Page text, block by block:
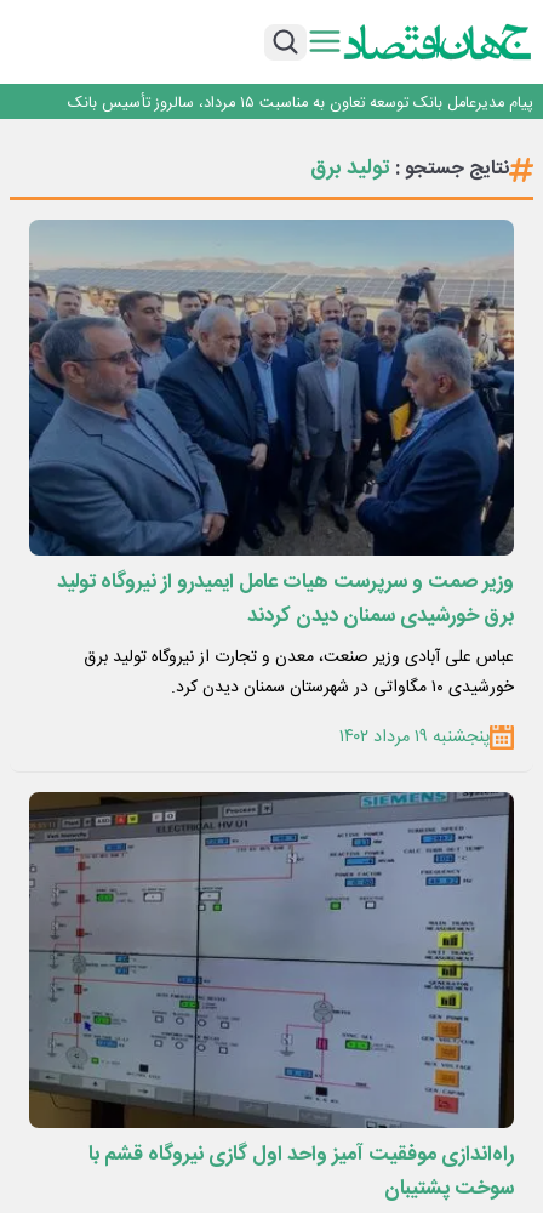
مشتریان
بانک مهر ایران بیش از ۷۰ میلیارد تومان به برنامه‌های مسئولیت اجتماعی اختصاص
پیام مدیرعامل بانک توسعه تعاون به مناسبت ۱۵ مرداد، سالروز تأسیس بانک
اجرای برنامه تحول بانک با تمرکز بر منابع پایدار، درآمدهای کارمزدی و بازسازی اعتماد
مشتریان
بانک مهر ایران بیش از ۷۰ میلیارد تومان به برنامه‌های مسئولیت اجتماعی اختصاص
نتایج جستجو : تولید برق
وزیر صمت و سرپرست هیات عامل ایمیدرو از نیروگاه تولید
برق خورشیدی سمنان دیدن کردند
عباس علی آبادی وزیر صنعت، معدن و تجارت از نیروگاه تولید برق
خورشیدی ۱۰ مگاواتی در شهرستان سمنان دیدن کرد.
پنجشنبه ۱۹ مرداد ۱۴۰۲
راه‌اندازی موفقیت آمیز واحد اول گازی نیروگاه قشم با
سوخت پشتیبان